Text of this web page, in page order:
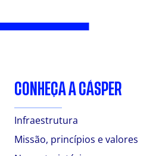
CONHEÇA A CÁSPER
Infraestrutura
Missão, princípios e valores